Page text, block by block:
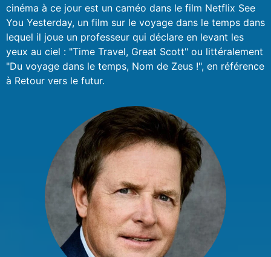
cinéma à ce jour est un caméo dans le film Netflix See
You Yesterday, un film sur le voyage dans le temps dans
lequel il joue un professeur qui déclare en levant les
yeux au ciel : "Time Travel, Great Scott" ou littéralement
"Du voyage dans le temps, Nom de Zeus !", en référence
à Retour vers le futur.